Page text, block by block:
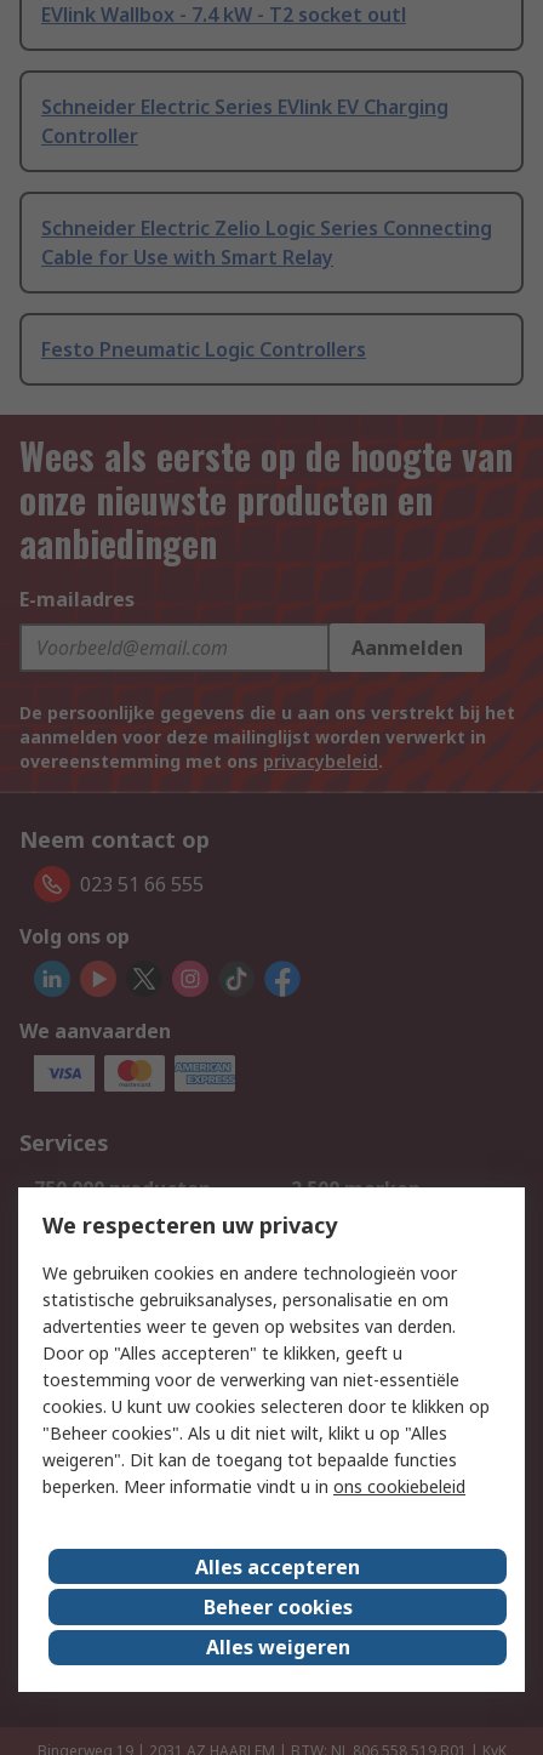
EVlink Wallbox - 7.4 kW - T2 socket outl
Schneider Electric Series EVlink EV Charging
Controller
Schneider Electric Zelio Logic Series Connecting
Cable for Use with Smart Relay
Festo Pneumatic Logic Controllers
Wees als eerste op de hoogte van
onze nieuwste producten en
aanbiedingen
E-mailadres
Aanmelden
De persoonlijke gegevens die u aan ons verstrekt bij het
aanmelden voor deze mailinglijst worden verwerkt in
overeenstemming met ons privacybeleid.
Neem contact op
023 51 66 555
Volg ons op
We aanvaarden
Services
750.000 producten
2.500 merken
Bestellen
Inkoopoplossingen
Track & Trace
Wettelijk
Cookiebeleid
Email veiligheid
Privacybeleid
Websitevoorwaarden
Algemene
verkoopvoorwaarden
Over RS
RS Group
Over ons
RS wereldwijd
Werken bij RS
ESG
We respecteren uw privacy
We gebruiken cookies en andere technologieën voor
statistische gebruiksanalyses, personalisatie en om
advertenties weer te geven op websites van derden.
Door op "Alles accepteren" te klikken, geeft u
toestemming voor de verwerking van niet-essentiële
cookies. U kunt uw cookies selecteren door te klikken op
"Beheer cookies". Als u dit niet wilt, klikt u op "Alles
weigeren". Dit kan de toegang tot bepaalde functies
beperken. Meer informatie vindt u in ons cookiebeleid
Alles accepteren
Beheer cookies
Alles weigeren